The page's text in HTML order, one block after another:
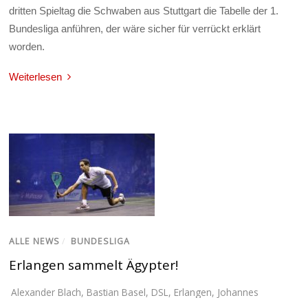
dritten Spieltag die Schwaben aus Stuttgart die Tabelle der 1.
Bundesliga anführen, der wäre sicher für verrückt erklärt
worden.
Weiterlesen
ALLE NEWS / BUNDESLIGA
Erlangen sammelt Ägypter!
Alexander Blach, Bastian Basel, DSL, Erlangen, Johannes